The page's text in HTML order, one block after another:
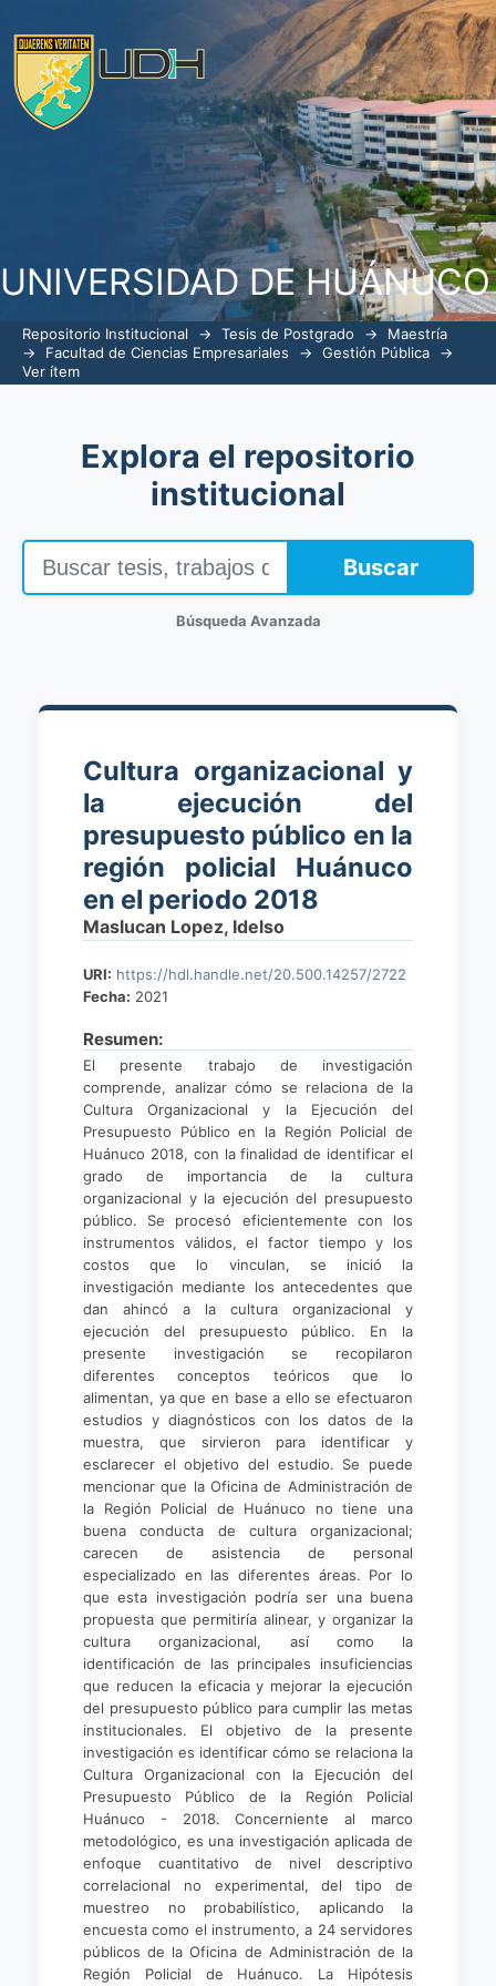
UNIVERSIDAD DE HUÁNUCO
Cultura organizacional y la
Huánuco en el periodo 2018
Repositorio Institucional → Tesis de Postgrado →
Maestría
→
Facultad de Ciencias Empresariales → Gestión Pública
→
Ver ítem
Explora el repositorio
institucional
Buscar
Búsqueda Avanzada
Cultura organizacional y
la ejecución del
presupuesto público en la
región policial Huánuco
en el periodo 2018
Maslucan Lopez, Idelso
URI: https://hdl.handle.net/20.500.14257/2722
Fecha: 2021
Resumen:
El presente trabajo de investigación
comprende, analizar cómo se relaciona de la
Cultura Organizacional y la Ejecución del
Presupuesto Público en la Región Policial de
Huánuco 2018, con la finalidad de identificar el
grado de importancia de la cultura
organizacional y la ejecución del presupuesto
público. Se procesó eficientemente con los
instrumentos válidos, el factor tiempo y los
costos que lo vinculan, se inició la
investigación mediante los antecedentes que
dan ahincó a la cultura organizacional y
ejecución del presupuesto público. En la
presente investigación se recopilaron
diferentes conceptos teóricos que lo
alimentan, ya que en base a ello se efectuaron
estudios y diagnósticos con los datos de la
muestra, que sirvieron para identificar y
esclarecer el objetivo del estudio. Se puede
mencionar que la Oficina de Administración de
la Región Policial de Huánuco no tiene una
buena conducta de cultura organizacional;
carecen de asistencia de personal
especializado en las diferentes áreas. Por lo
que esta investigación podría ser una buena
propuesta que permitiría alinear, y organizar la
cultura organizacional, así como la
identificación de las principales insuficiencias
que reducen la eficacia y mejorar la ejecución
del presupuesto público para cumplir las metas
institucionales. El objetivo de la presente
investigación es identificar cómo se relaciona la
Cultura Organizacional con la Ejecución del
Presupuesto Público de la Región Policial
Huánuco - 2018. Concerniente al marco
metodológico, es una investigación aplicada de
enfoque cuantitativo de nivel descriptivo
correlacional no experimental, del tipo de
muestreo no probabilístico, aplicando la
encuesta como el instrumento, a 24 servidores
públicos de la Oficina de Administración de la
Región Policial de Huánuco. La Hipótesis